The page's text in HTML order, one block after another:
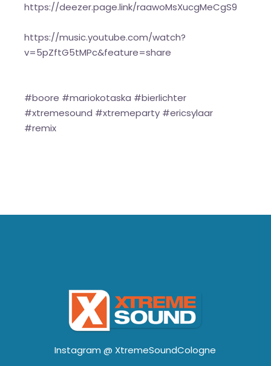
https://deezer.page.link/raawoMsXucgMeCgS9
https://music.youtube.com/watch?
v=5pZftG5tMPc&feature=share
#boore #mariokotaska #bierlichter
#xtremesound #xtremeparty #ericsylaar
#remix
Instagram @ XtremeSoundCologne